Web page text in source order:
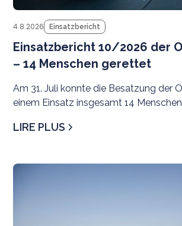
4.8.2026 Einsatzbericht
Einsatzbericht 10/2026 der
– 14 Menschen gerettet
Am 31. Juli konnte die Besatzung der
einem Einsatz insgesamt 14
LIRE PLUS